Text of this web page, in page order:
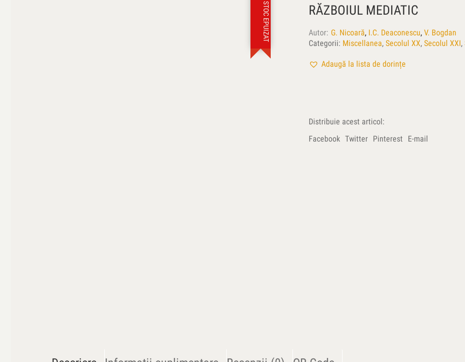
STOC EPUIZAT RĂZBOIUL MEDIATIC
Autor G. Nicoară, I.C. Deaconescu, V. Bogdan
Categorii: Miscellanea, Secolul XX, Secolul XXI,
Adaugă la lista de dorințe
Distribuie acest articol:
Facebook Twitter Pinterest E-mail